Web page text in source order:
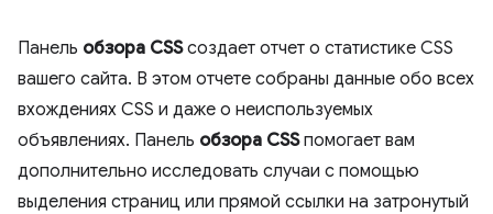
Панель обзора CSSсоздает отчет о статистике CSS
вашего сайта. В этом отчете собраны данные обо всех
вхождениях CSS и даже о неиспользуемых
объявлениях. Панель обзора CSSпомогает вам
дополнительно исследовать случаи с помощью
выделения страниц или прямой ссылки на затронутый